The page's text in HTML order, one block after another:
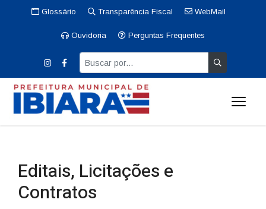
Glossário Transparência Fiscal WebMail
Ouvidoria Perguntas Frequentes
Editais, Licitações e
Contratos